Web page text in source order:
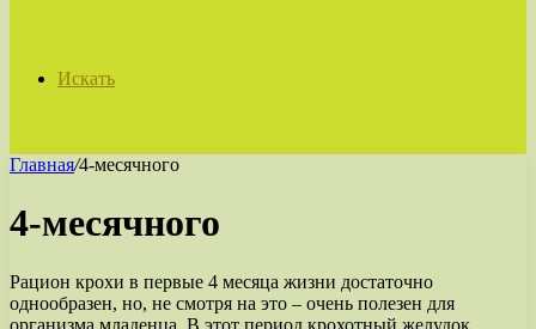
Искать
Главная/4-месячного
4-месячного
Рацион крохи в первые 4 месяца жизни достаточно
однообразен, но, не смотря на это – очень полезен для
организма младенца. В этот период крохотный желудок